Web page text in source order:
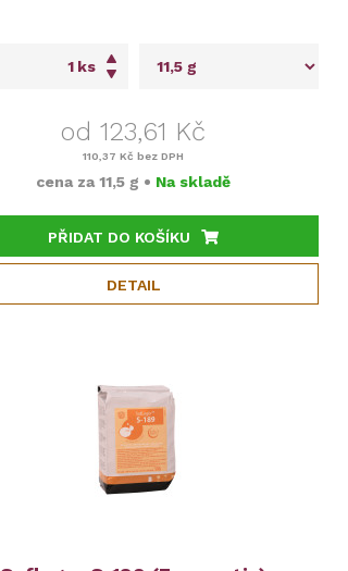
ks
od 123,61 Kč
110,37 Kč bez DPH
cena za11,5 g • Na skladě
PŘIDAT DO KOŠÍKU
DETAIL